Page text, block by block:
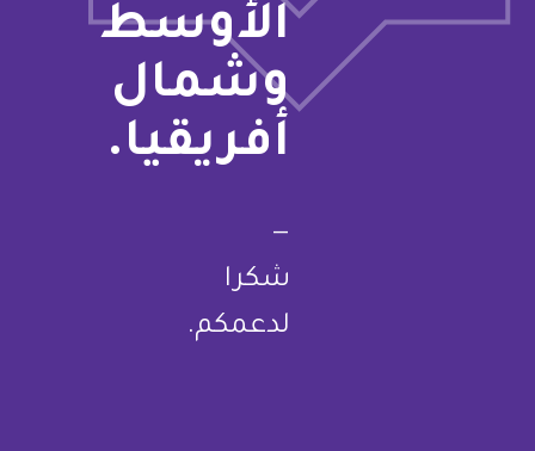
الأوسط
وشمال
أفريقيا.
—
شكرا
لدعمكم.